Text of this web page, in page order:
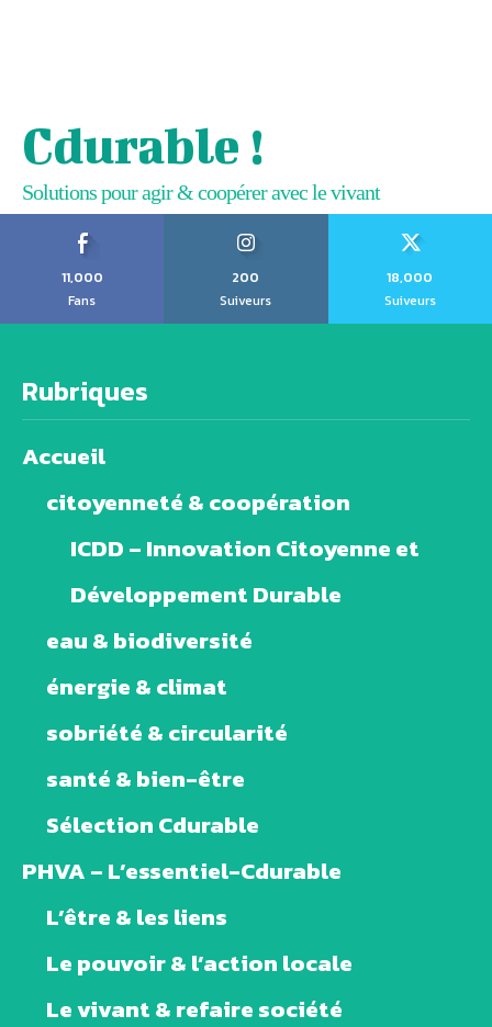
Cdurable !
Solutions pour agir & coopérer avec le vivant
11,000
Fans
200
Suiveurs
18,000
Suiveurs
Rubriques
Accueil
citoyenneté & coopération
ICDD – Innovation Citoyenne et
Développement Durable
eau & biodiversité
énergie & climat
sobriété & circularité
santé & bien-être
Sélection Cdurable
PHVA – L’essentiel-Cdurable
L’être & les liens
Le pouvoir & l’action locale
Le vivant & refaire société